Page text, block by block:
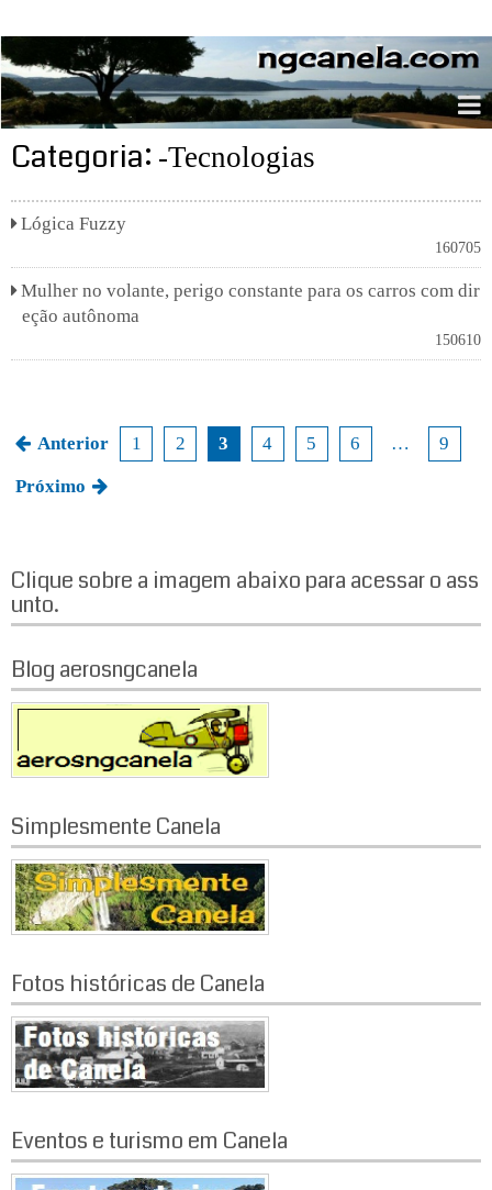
Categoria: -Tecnologias
Lógica Fuzzy
160705
Mulher no volante, perigo constante para os carros com dir
eção autônoma
150610
N
a
e
g
a
ç
ã
p
o
r
p
o
s
t
s
Anterior 1 2 3 4 5 6 … 9
Próximo
Clique sobre a imagem abaixo para acessar o ass
unto.
Blog aerosngcanela
Simplesmente Canela
Fotos históricas de Canela
Eventos e turismo em Canela